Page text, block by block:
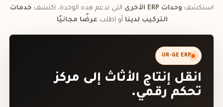
استكشف وحدات ERP الأخرى التي تدعم هذه الوحدة، اكتشف خدمات
التركيب لدينا أو اطلب عرضًا مجانيًا.
UR-GE ERP
انقل إنتاج الأثاث إلى مركز
تحكم رقمي.